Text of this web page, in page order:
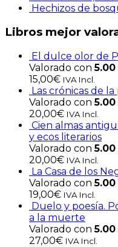
Hechizos de
Libros mejor
El dulce olor de
Valorado con5.00
15,00€ IVA Incl.
Las crónicas de
Valorado con5.00
20,00€ IVA Incl.
Cien almas
y ecos literarios
Valorado con5.00
20,00€ IVA Incl.
La Casa de los
Valorado con5.00
19,00€ IVA Incl.
Duelo y poesía.
a la muerte
Valorado con5.00
27,00€ IVA Incl.